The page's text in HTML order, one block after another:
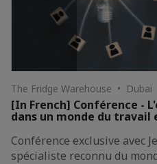
The Fridge Warehouse • Dubai
[In French] Conférence -
dans un monde du
Conférence exclusive avec
spécialiste reconnu du